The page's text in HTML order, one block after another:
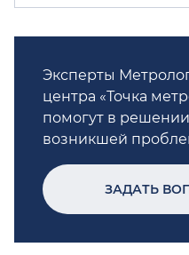
Эксперты
центра «Точка
помогут в решении
возникшей
ЗАДАТЬ